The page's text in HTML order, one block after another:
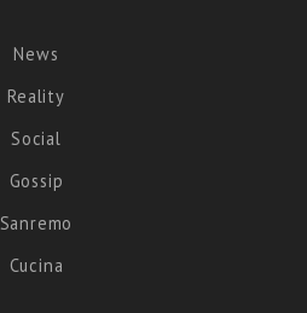
News
Reality
Social
Gossip
Sanremo
Cucina